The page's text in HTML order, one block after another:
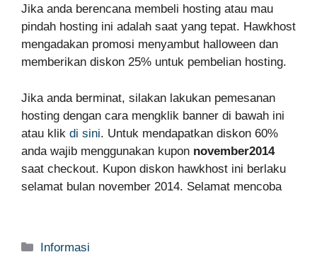
Jika anda berencana membeli hosting atau mau
pindah hosting ini adalah saat yang tepat. Hawkhost
mengadakan promosi menyambut halloween dan
memberikan diskon 25% untuk pembelian hosting.
Jika anda berminat, silakan lakukan pemesanan
hosting dengan cara mengklik banner di bawah ini
atau klik di sini. Untuk mendapatkan diskon 60%
anda wajib menggunakan kupon november2014
saat checkout. Kupon diskon hawkhost ini berlaku
selamat bulan november 2014. Selamat mencoba
Categories
Informasi